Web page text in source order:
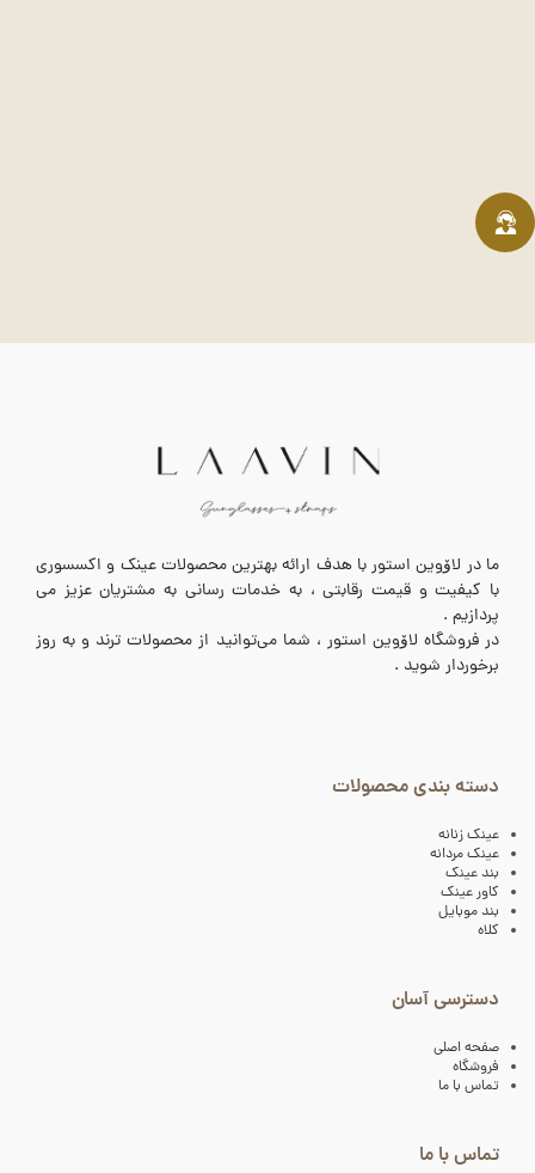
ما در لاۆوین استور با هدف ارائه بهترین محصولات عینک و اکسسوری
با کیفیت و قیمت رقابتی ، به خدمات رسانی به مشتریان عزیز می
پردازیم .
در فروشگاه لاۆوین استور ، شما می‌توانید از محصولات ترند و به روز
برخوردار شوید .
دسته بندی محصولات
عینک زنانه
عینک مردانه
بند عینک
کاور عینک
بند موبایل
کلاه
دسترسی آسان
صفحه اصلی
فروشگاه
تماس با ما
تماس با ما